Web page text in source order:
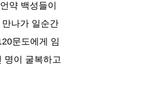
약 백성들이
나가 일순간
문도에게 임
명이 굴복하고